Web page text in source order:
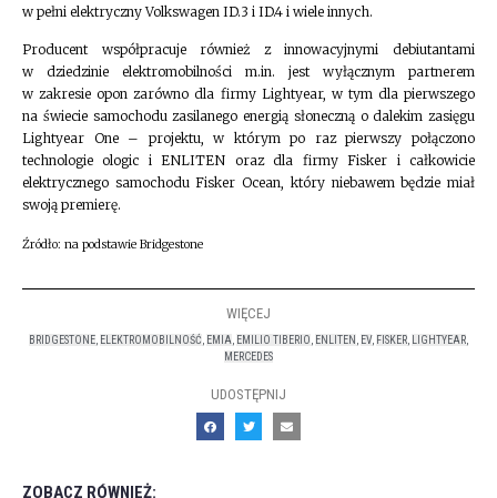
w pełni elektryczny Volkswagen ID.3 i ID.4 i wiele innych.
Producent współpracuje również z innowacyjnymi debiutantami
w dziedzinie elektromobilności m.in. jest wyłącznym partnerem
w zakresie opon zarówno dla firmy Lightyear, w tym dla pierwszego
na świecie samochodu zasilanego energią słoneczną o dalekim zasięgu
Lightyear One – projektu, w którym po raz pierwszy połączono
technologie ologic i ENLITEN oraz dla firmy Fisker i całkowicie
elektrycznego samochodu Fisker Ocean, który niebawem będzie miał
swoją premierę.
Źródło: na podstawie Bridgestone
WIĘCEJ
BRIDGESTONE ELEKTROMOBILNOŚĆ EMIA EMILIO TIBERIO ENLITEN EV, FISKER LIGHTYEAR
MERCEDES
UDOSTĘPNIJ
ZOBACZ RÓWNIEŻ: